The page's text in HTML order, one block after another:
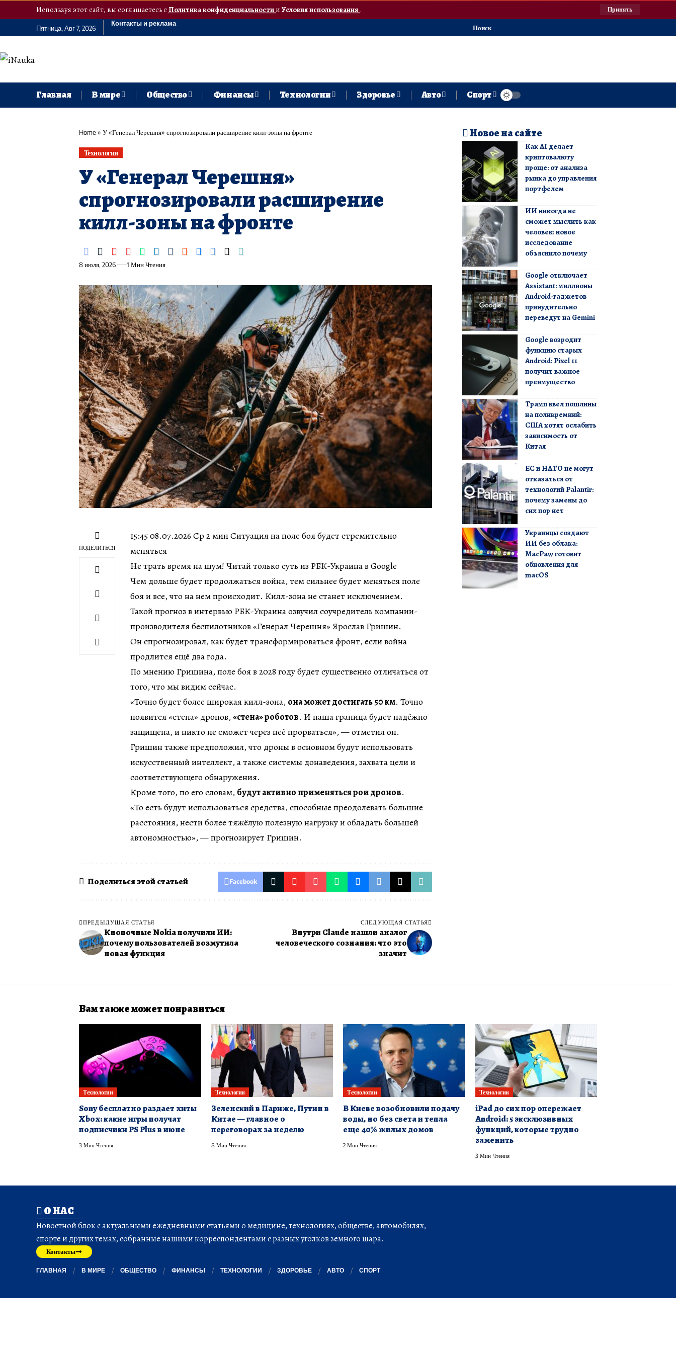
Используя этот сайт, вы соглашаетесь сПолитика конфиденциальностии Условия использования. Принять
Пятница, Авг 7, 2026
Контакты и реклама
Поиск
Главная В мире Общество Финансы Технологии Здоровье Авто Спорт
Home» У «Генерал Черешня» спрогнозировали расширение килл-зоны на фронте
Технологии
У «Генерал Черешня»
спрогнозировали расширение
килл-зоны на фронте
8 июля, 2026 1 Мин Чтения
ПОДЕЛИТЬСЯ
15:45 08.07.2026 Ср 2 мин Ситуация на поле боя будет стремительно
меняться
Не трать время на шум! Читай только суть из РБК-Украина в Google
Чем дольше будет продолжаться война, тем сильнее будет меняться поле
боя и все, что на нем происходит. Килл-зона не станет исключением.
Такой прогноз в интервью РБК-Украина озвучил соучредитель компании-
производителя беспилотников «Генерал Черешня» Ярослав Гришин.
Он спрогнозировал, как будет трансформироваться фронт, если война
продлится ещё два года.
По мнению Гришина, поле боя в 2028 году будет существенно отличаться от
того, что мы видим сейчас.
«Точно будет более широкая килл-зона, она может достигать 50 км. Точно
появится «стена» дронов,«стена» роботов. И наша граница будет надёжно
защищена, и никто не сможет через неё прорваться», — отметил он.
Гришин также предположил, что дроны в основном будут использовать
искусственный интеллект, а также системы донаведения, захвата цели и
соответствующего обнаружения.
Кроме того, по его словам, будут активно применяться рои дронов.
«То есть будут использоваться средства, способные преодолевать большие
расстояния, нести более тяжёлую полезную нагрузку и обладать большей
автономностью», — прогнозирует Гришин.
Поделиться этой статьей Facebook
ПРЕДЫДУЩАЯ СТАТЬЯ
Кнопочные Nokia получили ИИ:
почему пользователей возмутила
новая функция
СЛЕДУЮЩАЯ СТАТЬЯ
Внутри Claude нашли аналог
человеческого сознания: что это
значит
Новое на сайте
Как AI делает
криптовалюту
проще: от анализа
рынка до управления
портфелем
ИИ никогда не
сможет мыслить как
человек: новое
исследование
объяснило почему
Google отключает
Assistant: миллионы
Android-гаджетов
принудительно
переведут на Gemini
Google возродит
функцию старых
Android: Pixel 11
получит важное
преимущество
Трамп ввел пошлины
на поликремний:
США хотят ослабить
зависимость от
Китая
ЕС и НАТО не могут
отказаться от
технологий Palantir:
почему замены до
сих пор нет
Украинцы создают
ИИ без облака:
MacPaw готовит
обновления для
macOS
Вам также может понравиться
Технологии
Sony бесплатно раздает хиты
Xbox: какие игры получат
подписчики PS Plus в июне
3 Мин Чтения
Технологии
Зеленский в Париже, Путин в
Китае — главное о
переговорах за неделю
8 Мин Чтения
Технологии
В Киеве возобновили подачу
воды, но без света и тепла
еще 40% жилых домов
2 Мин Чтения
Технологии
iPad до сих пор опережает
Android: 5 эксклюзивных
функций, которые трудно
заменить
3 Мин Чтения
О НАС
Новостной блок с актуальными ежедневными статьями о медицине, технологиях, обществе, автомобилях,
спорте и других темах, собранные нашими корреспондентами с разных уголков земного шара.
Контакты
ГЛАВНАЯ В МИРЕ ОБЩЕСТВО ФИНАНСЫ ТЕХНОЛОГИИ ЗДОРОВЬЕ АВТО СПОРТ